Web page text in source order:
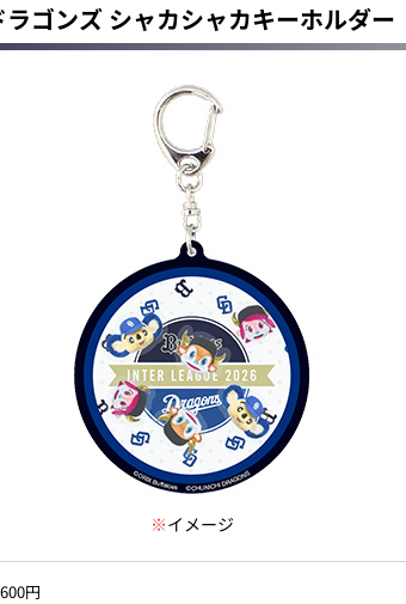
ゴンズ シャカシャカキーホルダー
※イメージ
円